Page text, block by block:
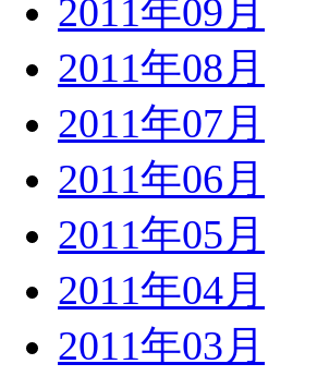
2011年09月
2011年08月
2011年07月
2011年06月
2011年05月
2011年04月
2011年03月